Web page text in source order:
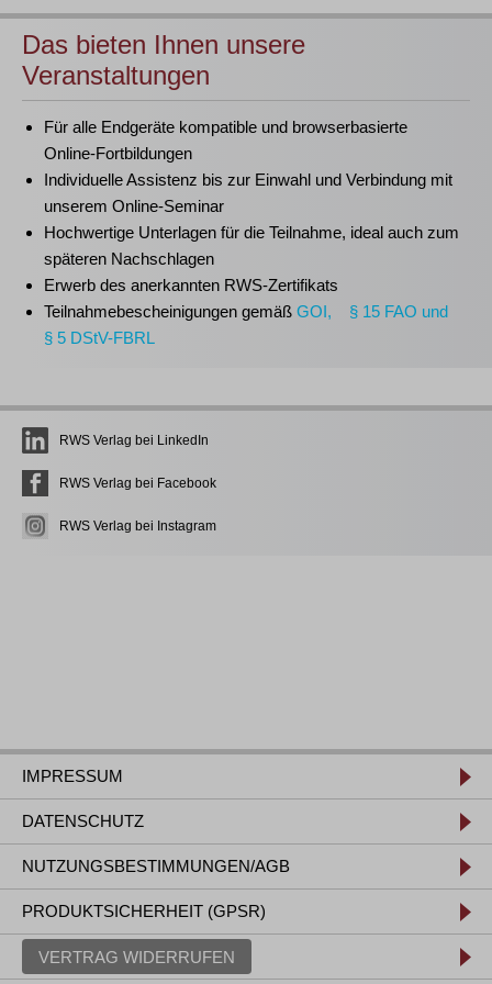
Das bieten Ihnen unsere
Veranstaltungen
Für alle Endgeräte kompatible und browserbasierte
Online-Fortbildungen
Individuelle Assistenz bis zur Einwahl und Verbindung mit
unserem Online-Seminar
Hochwertige Unterlagen für die Teilnahme, ideal auch zum
späteren Nachschlagen
Erwerb des anerkannten RWS-Zertifikats
Teilnahmebescheinigungen gemäß GOI, § 15 FAO und
§ 5 DStV-FBRL
RWS Verlag bei LinkedIn
RWS Verlag bei Facebook
RWS Verlag bei Instagram
IMPRESSUM
DATENSCHUTZ
NUTZUNGSBESTIMMUNGEN/AGB
PRODUKTSICHERHEIT (GPSR)
VERTRAG WIDERRUFEN